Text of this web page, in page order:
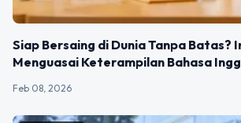
Siap Bersaing di Dunia Tanpa Batas?
Menguasai Keterampilan Bahasa
Feb 08, 2026